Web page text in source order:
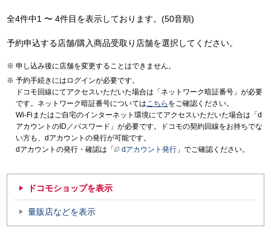
全4件中1 〜 4件目を表示しております。(50音順)
予約申込する店舗/購入商品受取り店舗を選択してください。
申し込み後に店舗を変更することはできません。
予約手続きにはログインが必要です。
ドコモ回線にてアクセスいただいた場合は「ネットワーク暗証番号」が必要
です。ネットワーク暗証番号についてはこちら をご確認ください。
Wi-Fiまたはご自宅のインターネット環境にてアクセスいただいた場合は「d
アカウントのID／パスワード」が必要です。ドコモの契約回線をお持ちでな
い方も、dアカウントの発行が可能です。
dアカウントの発行・確認は「
dアカウント発行 」でご確認ください。
ドコモショップを表示
量販店などを表示